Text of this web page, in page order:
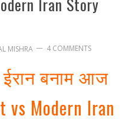
MISHRA 4 COMMENTS
ईरान बनाम आज
Modern Iran